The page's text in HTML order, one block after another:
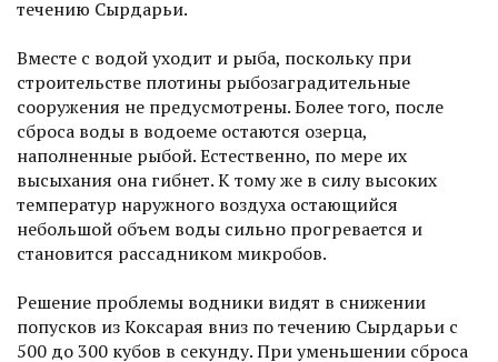
течению Сырдарьи.
Вместе с водой уходит и рыба, поскольку при
строительстве плотины рыбозаградительные
сооружения не предусмотрены. Более того, после
сброса воды в водоеме остаются озерца,
наполненные рыбой. Естественно, по мере их
высыхания она гибнет. К тому же в силу высоких
температур наружного воздуха остающийся
небольшой объем воды сильно прогревается и
становится рассадником микробов.
Решение проблемы водники видят в снижении
попусков из Коксарая вниз по течению Сырдарьи с
500 до 300 кубов в секунду. При уменьшении сброса